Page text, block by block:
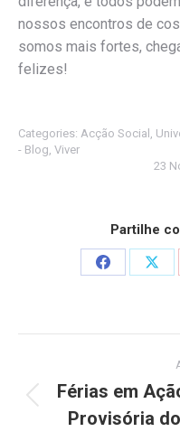
nossos encontros de
somos mais fortes,
felizes!
Categories: Acção Social ,
- Blog, Viver
23
Partilhe
Share
navigation
Férias em
Provisória